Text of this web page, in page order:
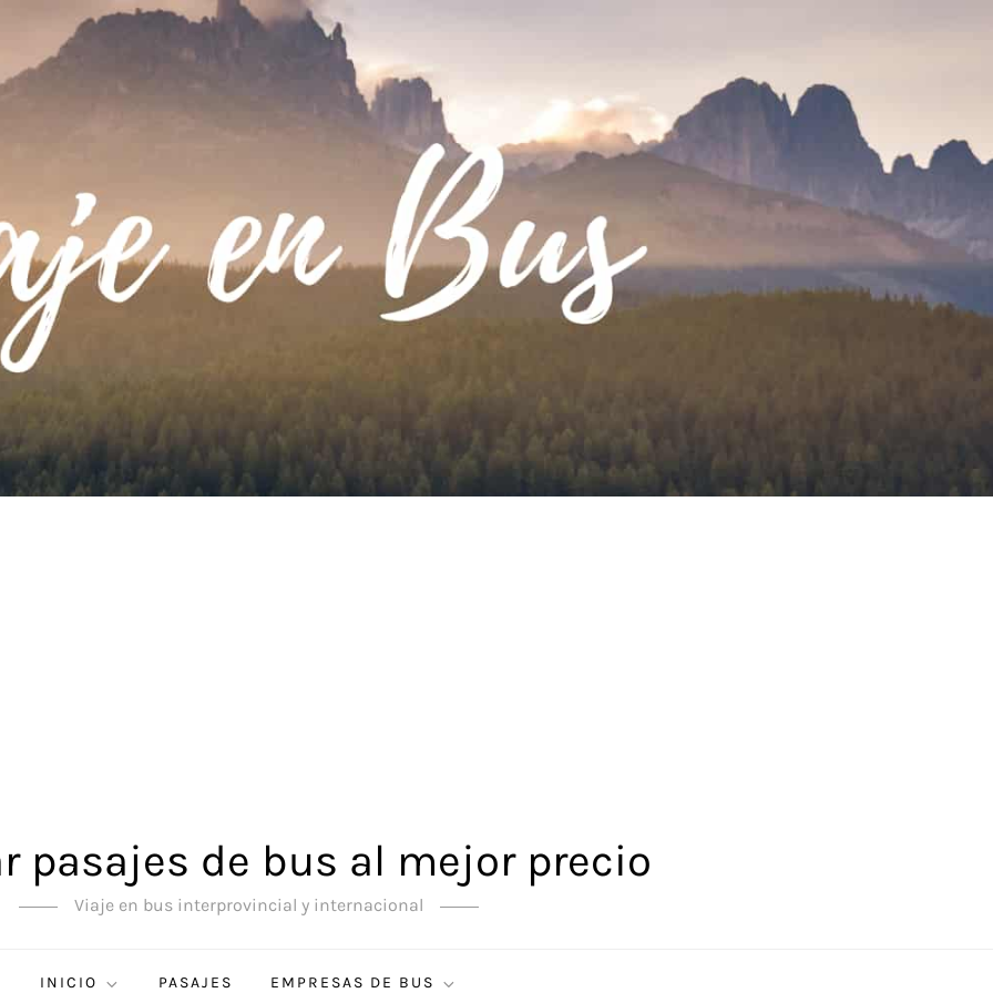
pasajes de bus al mejor precio
Viaje en bus interprovincial y internacional
INICIO PASAJES EMPRESAS DE BUS